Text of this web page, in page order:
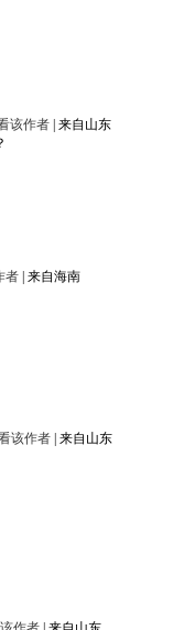
该作者 来自山东
者 来自海南
该作者 来自山东